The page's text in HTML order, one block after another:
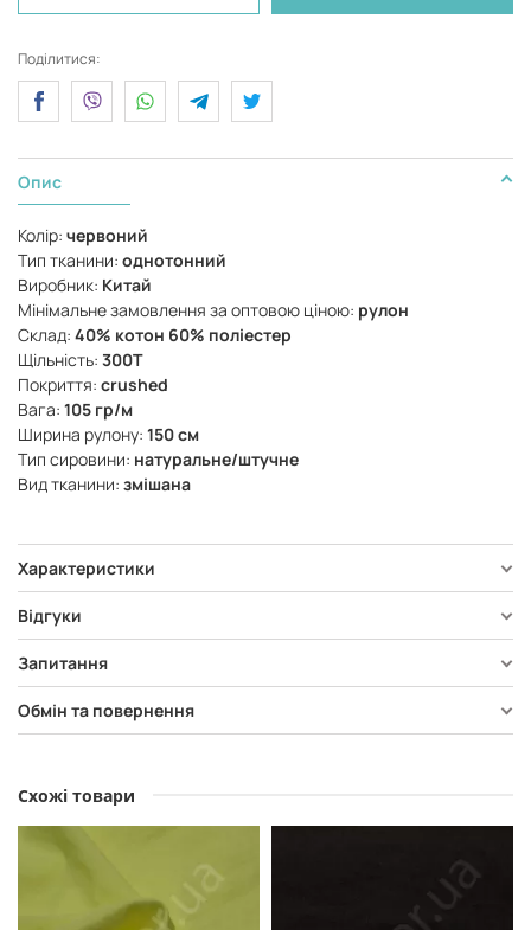
Поділитися:
Опис
Колір: червоний
Тип тканини: однотонний
Виробник: Китай
Мінімальне замовлення за оптовою ціною: рулон
Склад: 40% котон 60% поліестер
Щільність: 300Т
Покриття: crushed
Вага: 105 гр/м
Ширина рулону: 150 см
Тип сировини: натуральне/штучне
Вид тканини: змішана
Характеристики
Відгуки
Запитання
Обмін та повернення
Схожі товари